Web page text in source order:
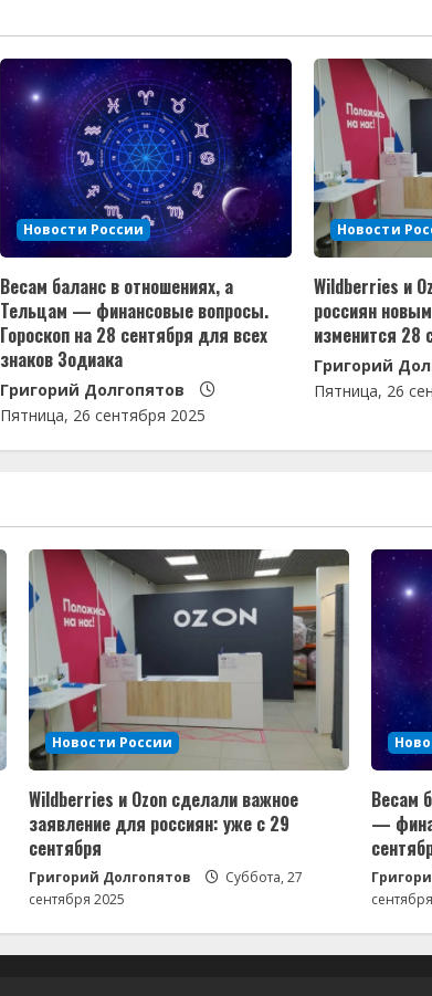
Новости России
Весам баланс в отношениях, а
Тельцам — финансовые вопросы.
Гороскоп на 28 сентября для всех
знаков Зодиака
Григорий Долгопятов
Пятница, 26 сентября 2025
Новости
Wildberries и
россиян
изменится 28
Григорий
Пятница, 26
Новости России
Wildberries и Ozon сделали важное
заявление для россиян: уже с 29
сентября
Григорий Долгопятов
Суббота, 27
сентября 2025
Весам
—